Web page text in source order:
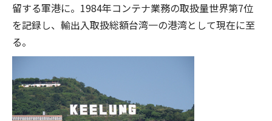
留する軍港に。1984年コンテナ業務の取扱量世界第7位
を記録し、輸出入取扱総額台湾一の港湾として現在に至
る。